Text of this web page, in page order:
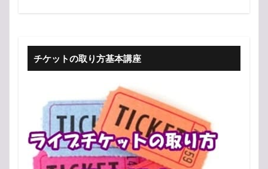
チケットの取り方基本講座